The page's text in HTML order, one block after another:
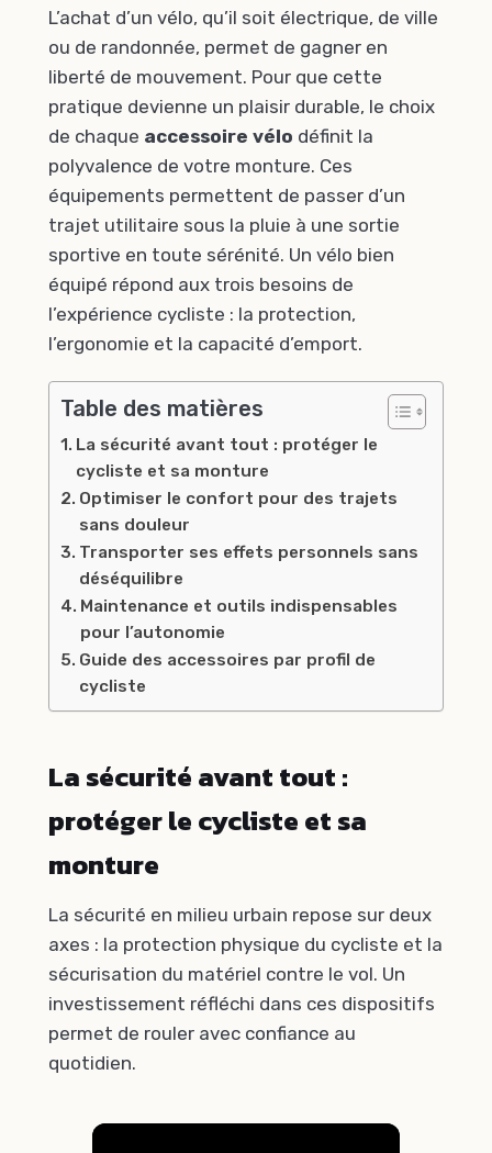
L’achat d’un vélo, qu’il soit électrique, de ville
ou de randonnée, permet de gagner en
liberté de mouvement. Pour que cette
pratique devienne un plaisir durable, le choix
de chaque accessoire vélo définit la
polyvalence de votre monture. Ces
équipements permettent de passer d’un
trajet utilitaire sous la pluie à une sortie
sportive en toute sérénité. Un vélo bien
équipé répond aux trois besoins de
l’expérience cycliste : la protection,
l’ergonomie et la capacité d’emport.
Table des matières
La sécurité avant tout : protéger le
cycliste et sa monture
Optimiser le confort pour des trajets
sans douleur
Transporter ses effets personnels sans
déséquilibre
Maintenance et outils indispensables
pour l’autonomie
Guide des accessoires par profil de
cycliste
La sécurité avant tout :
protéger le cycliste et sa
monture
La sécurité en milieu urbain repose sur deux
axes : la protection physique du cycliste et la
sécurisation du matériel contre le vol. Un
investissement réfléchi dans ces dispositifs
permet de rouler avec confiance au
quotidien.